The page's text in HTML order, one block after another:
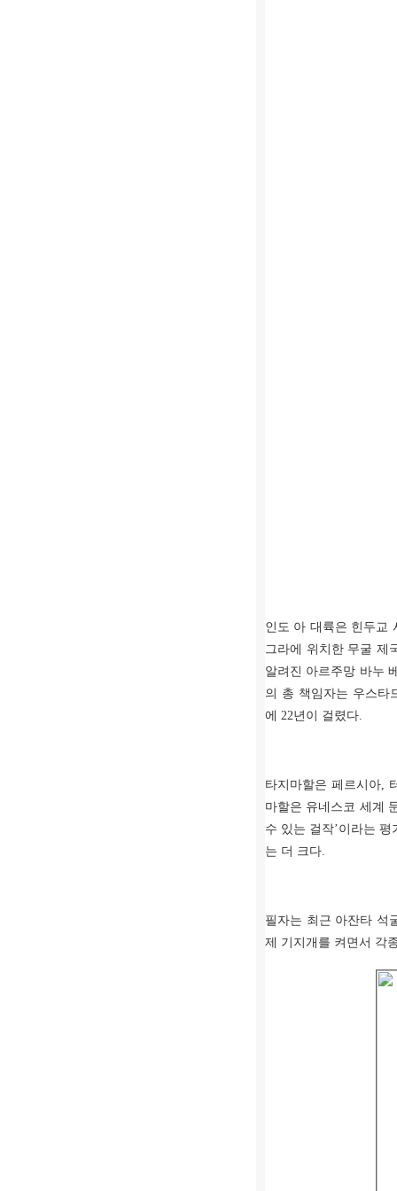
인도 아 대륙은 힌두교
그라에 위치한 무굴 제
알려진 아르주망 바누
의 총 책임자는 우스타
에 22년이 걸렸다.
타지마할은 페르시아,
마할은 유네스코 세계
수 있는 걸작’이라는 평
는 더 크다.
필자는 최근 아잔타 석
제 기지개를 켜면서 각